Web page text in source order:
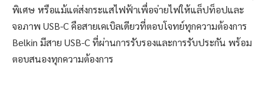
พิเศษ หรือแม้แต่ส่งกระแสไฟฟ้าเพื่อจ่ายไฟให้แล็ปท็อปและ
จอภาพ USB-C คือสายเคเบิลเดียวที่ตอบโจทย์ทุกความต้องการ
Belkin มีสาย USB-C ที่ผ่านการรับรองและการรับประกัน พร้อม
ตอบสนองทุกความต้องการ